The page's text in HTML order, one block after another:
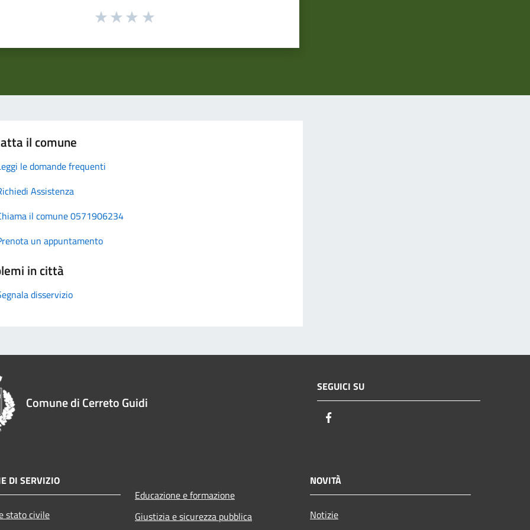
il comune
le domande frequenti
Assistenza
il comune 0571906234
un appuntamento
in città
disservizio
Comune di Cerreto Guidi
SEGUICI SU
DI SERVIZIO
stato civile
Educazione e formazione
Giustizia e sicurezza pubblica
NOVITÀ
Notizie